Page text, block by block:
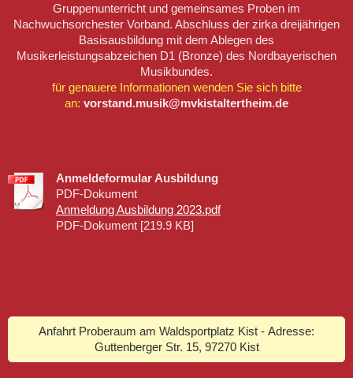
Gruppenunterricht und gemeinsames Proben im
Nachwuchsorchester Vorband. Abschluss der zirka dreijährigen
Basisausbildung mit dem Ablegen des
Musikerleistungsabzeichen D1 (Bronze) des Nordbayerischen
Musikbundes.
für genauere Informationen wenden Sie sich bitte
an: vorstand.musik@mvkistaltertheim.de
Anmeldeformular Ausbildung
PDF-Dokument
Anmeldung Ausbildung 2023.pdf
PDF-Dokument [219.9 KB]
Anfahrt Proberaum am Waldsportplatz Kist - Adresse:
Guttenberger Str. 15, 97270 Kist